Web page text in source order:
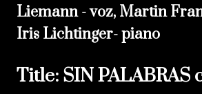
Liemann - voz, Martin
Iris Lichtinger- piano
Title: SIN PALABRAS